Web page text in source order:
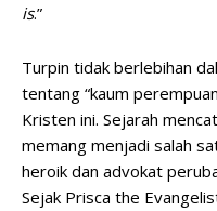
is.”
Turpin tidak berlebihan
tentang “kaum
Kristen ini. Sejarah
memang menjadi salah
heroik dan advokat
Sejak Prisca the